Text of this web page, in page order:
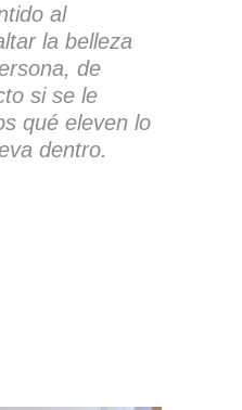
al
la belleza
de
si se le
qué eleven lo
dentro.